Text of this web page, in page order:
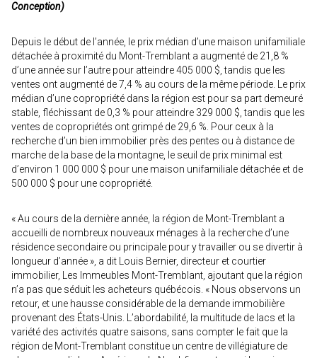
Conception)
Depuis le début de l’année, le prix médian d’une maison unifamiliale
détachée à proximité du Mont-Tremblant a augmenté de 21,8 %
d’une année sur l’autre pour atteindre 405 000 $, tandis que les
ventes ont augmenté de 7,4 % au cours de la même période. Le prix
médian d’une copropriété dans la région est pour sa part demeuré
stable, fléchissant de 0,3 % pour atteindre 329 000 $, tandis que les
ventes de copropriétés ont grimpé de 29,6 %. Pour ceux à la
recherche d’un bien immobilier près des pentes ou à distance de
marche de la base de la montagne, le seuil de prix minimal est
d’environ 1 000 000 $ pour une maison unifamiliale détachée et de
500 000 $ pour une copropriété.
« Au cours de la dernière année, la région de Mont-Tremblant a
accueilli de nombreux nouveaux ménages à la recherche d’une
résidence secondaire ou principale pour y travailler ou se divertir à
longueur d’année », a dit Louis Bernier, directeur et courtier
immobilier, Les Immeubles Mont-Tremblant, ajoutant que la région
n’a pas que séduit les acheteurs québécois. « Nous observons un
retour, et une hausse considérable de la demande immobilière
provenant des États-Unis. L’abordabilité, la multitude de lacs et la
variété des activités quatre saisons, sans compter le fait que la
région de Mont-Tremblant constitue un centre de villégiature de